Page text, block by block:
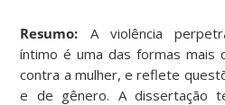
Resumo: A violência
íntimo é uma das formas mais
contra a mulher, e reflete
e de gênero. A dissertação